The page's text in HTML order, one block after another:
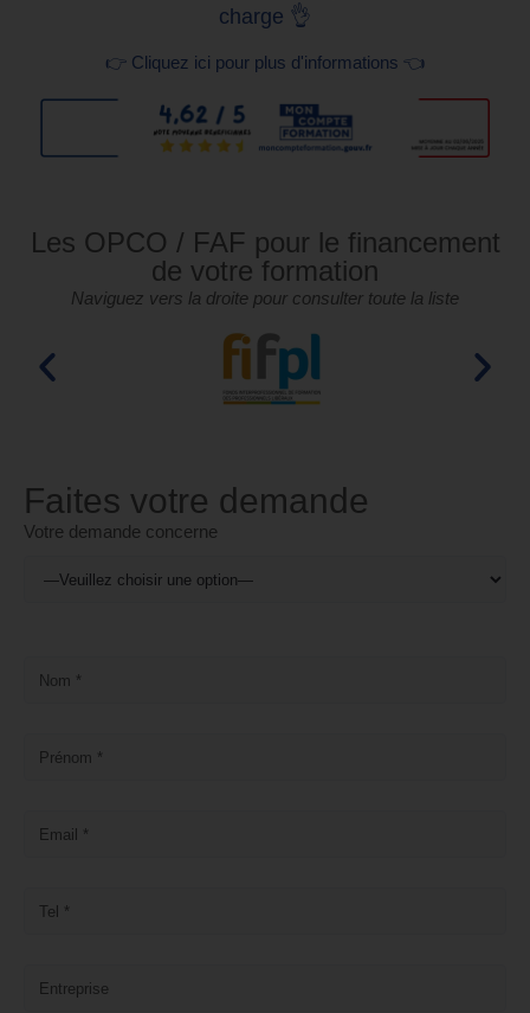
charge 👌
👉 Cliquez ici pour plus d'informations 👈
Les OPCO / FAF pour le financement
de votre formation
Naviguez vers la droite pour consulter toute la liste
Faites votre demande
Votre demande concerne